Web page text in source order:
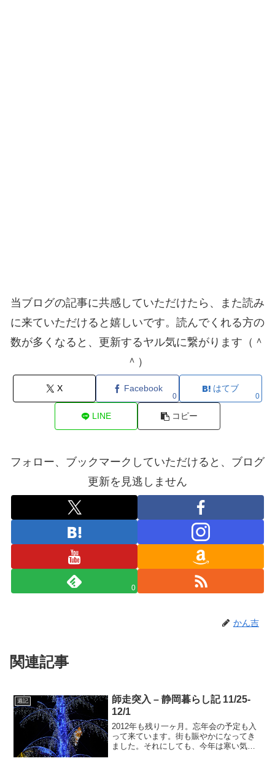
当ブログの記事に共感していただけたら、また読み
に来ていただけると嬉しいです。読んでくれる方の
数が多くなると、更新するヤル気に繋がります（＾
＾）
X Facebook
0
はてブ
0
LINE コピー
フォロー、ブックマークしていただけると、ブログ
更新を見逃しません
0
かん吉
関連記事
週記
師走突入 – 静岡暮らし記 11/25-
12/1
2012年も残り一ヶ月。忘年会の予定も入
って来ています。街も賑やかになってき
ました。それにしても、今年は寒い気が